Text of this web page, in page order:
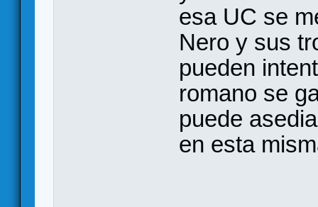
esa UC se
Nero y sus
pueden
romano se
puede
en esta